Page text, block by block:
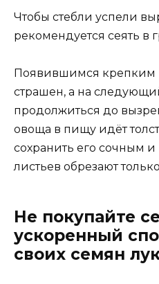
Чтобы стебли успели
рекомендуется сеять в
Появившимся крепким
страшен, а на
продолжиться до
овоща в пищу идёт
сохранить его сочным и
листьев обрезают
Не покупайте
ускоренный
своих семян